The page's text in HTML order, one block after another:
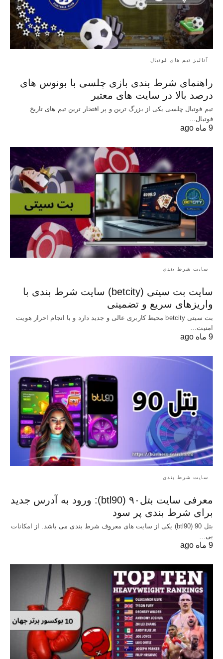
آنالیز تیم های فوتبال
راهنمای شرط بندی بازی چلسی با بونوس های
درصد بالا در سایت های معتبر
تیم فوتبال چلسی یکی از بزرگ ترین و پر افتخار ترین تیم های تاریخ
فوتبال…
9 ماه ago
سایت شرط بندی
سایت بت سیتی (betcity) سایت شرط بندی با
واریزهای سریع و تضمینی
بت سیتی betcity محیط کاربری عالی و جدید دارد و با انجام احراز هویت
امنیت…
9 ماه ago
سایت شرط بندی
معرفی سایت بتل۹۰ (btl90): ورود به آدرس جدید
برای شرط بندی پر سود
بتل 90 (btl90) یکی از سایت های معروف شرط بندی می باشد. از امکانات
بی…
9 ماه ago